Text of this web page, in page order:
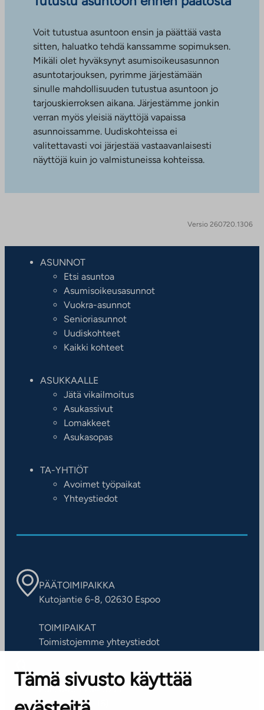
Tämä sivusto käyttää
Voit tutustua asuntoon ensin ja päättää vasta
sitten, haluatko tehdä kanssamme sopimuksen.
Mikäli olet hyväksynyt asumisoikeusasunnon
asuntotarjouksen, pyrimme järjestämään
sinulle mahdollisuuden tutustua asuntoon jo
tarjouskierroksen aikana. Järjestämme jonkin
verran myös yleisiä näyttöjä vapaissa
asunnoissamme. Uudiskohteissa ei
valitettavasti voi järjestää vastaavanlaisesti
näyttöjä kuin jo valmistuneissa kohteissa.
Versio 260720.1306
ASUNNOT
Etsi asuntoa
Asumisoikeusasunnot
Vuokra-asunnot
Senioriasunnot
Uudiskohteet
Kaikki kohteet
ASUKKAALLE
Jätä vikailmoitus
Asukassivut
Lomakkeet
Asukasopas
TA-YHTIÖT
Avoimet työpaikat
Yhteystiedot
PÄÄTOIMIPAIKKA
Kutojantie 6-8, 02630 Espoo
TOIMIPAIKAT
Toimistojemme yhteystiedot
ASIAKASPALVELUKESKUS
Puh. 045 7734 3777
(arkisin klo 8-16)